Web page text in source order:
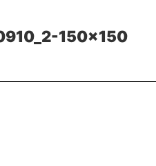
150x150